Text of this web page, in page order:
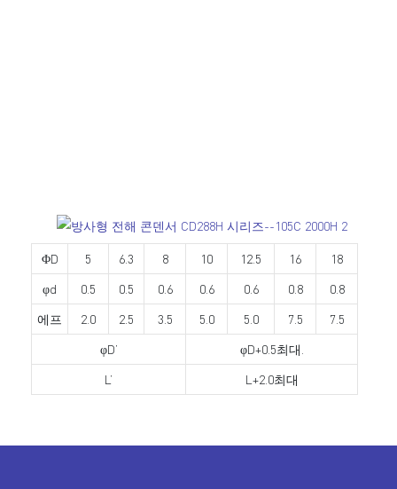
ΦD 5 6.3 8 10 12.5 16
18
φd
0.5 0.5 0.6 0.6 0.6 0.8
0.8
에프
2.0 2.5 3.5 5.0 5.0 7.5
7.5
φD’
φD+0.5최대.
L’
L+2.0최대